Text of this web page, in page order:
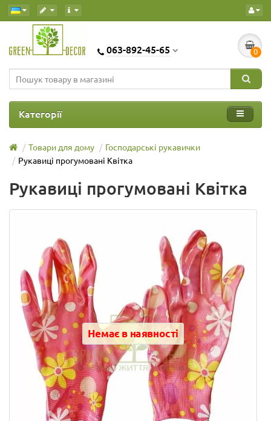
063-892-45-65 0
Категорії
Товари для дому
Господарські рукавички
Рукавиці прогумовані Квітка
Рукавиці прогумовані Квітка
Немає в наявності